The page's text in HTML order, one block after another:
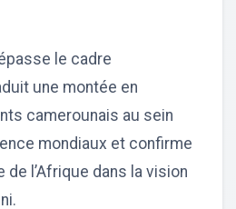
le cadre
une montée en
camerounais au sein
mondiaux et confirme
de l’Afrique dans la vision